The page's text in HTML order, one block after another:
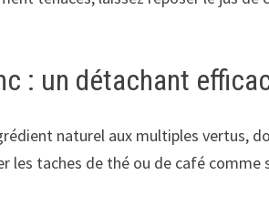
: un détachant
naturel aux multiples vertus,
les taches de thé ou de café comme